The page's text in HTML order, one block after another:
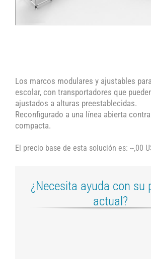
Los marcos modulares y ajustables
escolar, con transportadores que
ajustados a alturas preestablecidas.
Reconfigurado a una línea abierta
compacta.
El precio base de esta solución es: --,00
¿Necesita ayuda con su
actual?